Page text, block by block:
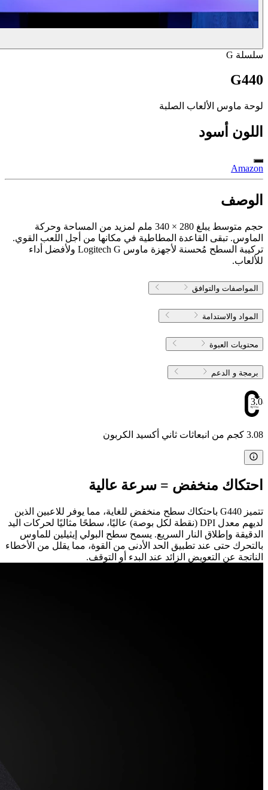
سلسلة G
G440
لوحة ماوس الألعاب الصلبة
اللون أسود
Amazon
الوصف
حجم متوسط يبلغ 280 × 340 ملم لمزيد من المساحة وحركة
الماوس. تبقى القاعدة المطاطية في مكانها من أجل اللعب القوي.
تركيبة السطح مُحسنة لأجهزة ماوس ‎Logitech G‏ ولأفضل أداء
للألعاب.
المواصفات والتوافق
المواد والاستدامة
محتويات العبوة
برمجة و الدعم
3.08
3.08 كجم من انبعاثات ثاني أكسيد الكربون
احتكاك منخفض = سرعة عالية
تتميز G440 باحتكاك سطح منخفض للغاية، مما يوفر للاعبين الذين
لديهم معدل DPI (نقطة لكل بوصة) عاليًا، سطحًا مثاليًا لحركات اليد
الدقيقة وإطلاق النار السريع. يسمح سطح البولي إيثيلين للماوس
بالتحرك حتى عند تطبيق الحد الأدنى من القوة، مما يقلل من الأخطاء
الناتجة عن التعويض الزائد عند البدء أو التوقف.